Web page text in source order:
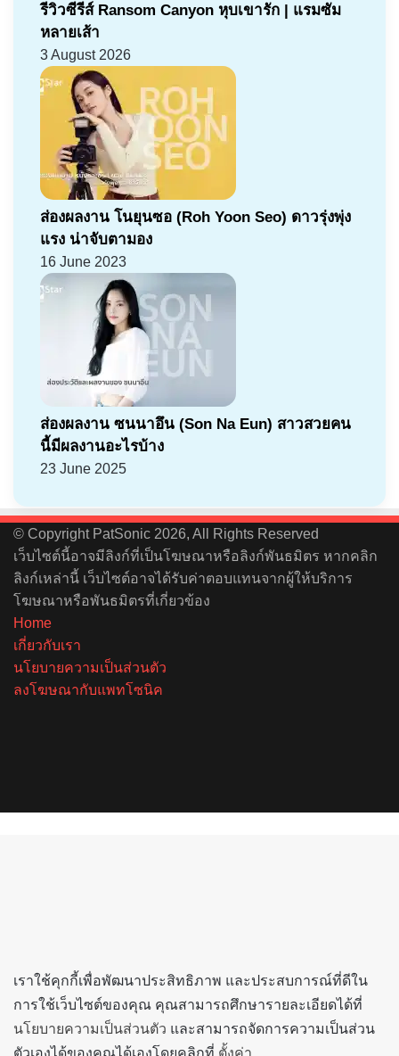
รีวิวซีรีส์ Ransom Canyon หุบเขารัก | แรมซัม
หลายเส้า
3 August 2026
ส่องผลงาน โนยุนซอ (Roh Yoon Seo) ดาวรุ่งพุ่ง
แรง น่าจับตามอง
16 June 2023
ส่องผลงาน ซนนาอึน (Son Na Eun) สาวสวยคน
นี้มีผลงานอะไรบ้าง
23 June 2025
© Copyright PatSonic 2026, All Rights Reserved
เว็บไซต์นี้อาจมีลิงก์ที่เป็นโฆษณาหรือลิงก์พันธมิตร หากคลิก
ลิงก์เหล่านี้ เว็บไซต์อาจได้รับค่าตอบแทนจากผู้ให้บริการ
โฆษณาหรือพันธมิตรที่เกี่ยวข้อง
Home
เกี่ยวกับเรา
นโยบายความเป็นส่วนตัว
ลงโฆษณากับแพทโซนิค
เราใช้คุกกี้เพื่อพัฒนาประสิทธิภาพ และประสบการณ์ที่ดีใน
การใช้เว็บไซต์ของคุณ คุณสามารถศึกษารายละเอียดได้ที่
นโยบายความเป็นส่วนตัว และสามารถจัดการความเป็นส่วน
ตัวเองได้ของคุณได้เองโดยคลิกที่ ตั้งค่า